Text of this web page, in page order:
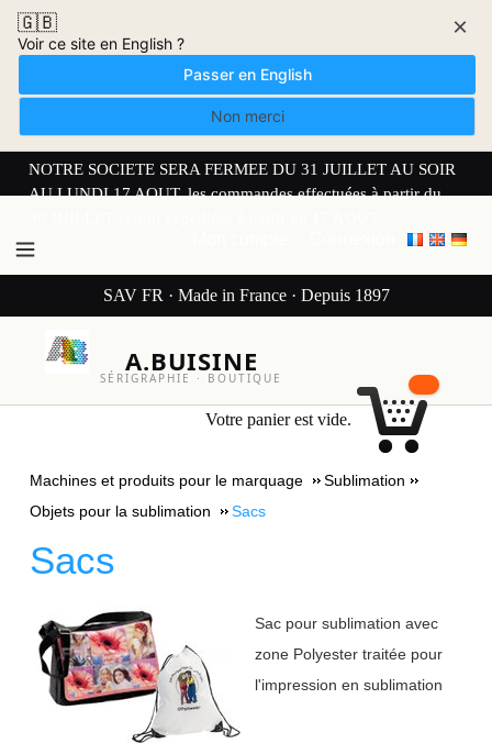
🇬🇧
Voir ce site en English ?
Passer en English
Non merci
×
NOTRE SOCIETE SERA FERMEE DU 31 JUILLET AU SOIR
AU LUNDI 17 AOUT. les commandes effectuées à partir du
SAV FR · Made in France · Depuis 1897
A.BUISINE
SÉRIGRAPHIE · BOUTIQUE
Votre panier est vide.
Machines et produits pour le marquage
Sublimation
Objets pour la sublimation
Sacs
Sacs
Sac pour sublimation avec
zone Polyester traitée pour
l'impression en sublimation